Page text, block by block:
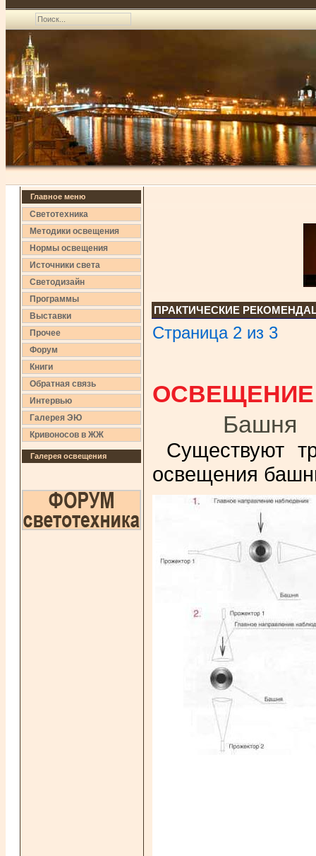
Главное меню
Светотехника
Методики освещения
Нормы освещения
Источники света
Светодизайн
Программы
Выставки
Прочее
Форум
Книги
Обратная связь
Интервью
Галерея ЭЮ
Кривоносов в ЖЖ
Галерея освещения
ПРАКТИЧЕСКИЕ
Страница 2 из 3
Башня
Существуют
освещения